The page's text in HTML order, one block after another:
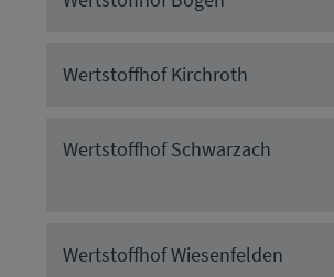
Wertstoffhof Kirchroth
Wertstoffhof Schwarzach
Wertstoffhof Wiesenfelden